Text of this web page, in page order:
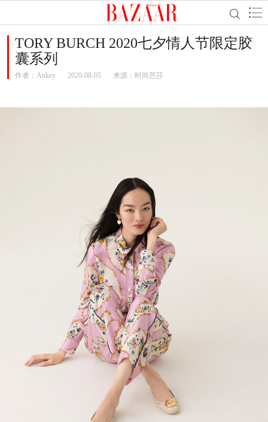
TORY BURCH 2020七夕情人节限定胶
囊系列
作者： Ankey 2020-08-05 来源：时尚芭莎